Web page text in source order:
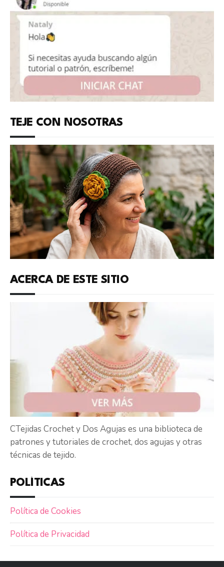
TEJE CON NOSOTRAS
ACERCA DE ESTE SITIO
CTejidas Crochet y Dos Agujas es una biblioteca de
patrones y tutoriales de crochet, dos agujas y otras
técnicas de tejido.
POLÍTICAS
Política de Cookies
Política de Privacidad